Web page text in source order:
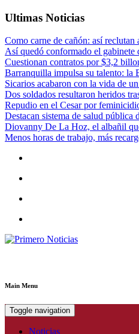
Ultimas Noticias
Como carne de cañón: así
Así quedó conformado el gabinete
Cuestionan contratos por $3,2
Barranquilla impulsa su talento: la
Sicarios acabaron con la vida de
Dos soldados resultaron heridos
Repudio en el Cesar por
Destacan sistema de salud
Diovanny De La Hoz, el albañil
Menos horas de trabajo, más
Main Menu
Toggle navigation
Noticias